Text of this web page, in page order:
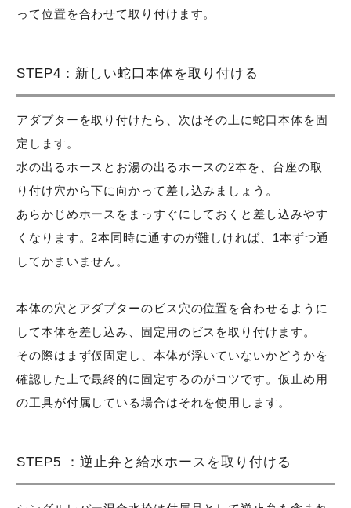
って位置を合わせて取り付けます。
STEP4：新しい蛇口本体を取り付ける
アダプターを取り付けたら、次はその上に蛇口本体を固
定します。
水の出るホースとお湯の出るホースの2本を、台座の取
り付け穴から下に向かって差し込みましょう。
あらかじめホースをまっすぐにしておくと差し込みやす
くなります。2本同時に通すのが難しければ、1本ずつ通
してかまいません。
本体の穴とアダプターのビス穴の位置を合わせるように
して本体を差し込み、固定用のビスを取り付けます。
その際はまず仮固定し、本体が浮いていないかどうかを
確認した上で最終的に固定するのがコツです。仮止め用
の工具が付属している場合はそれを使用します。
STEP5 ：逆止弁と給水ホースを取り付ける